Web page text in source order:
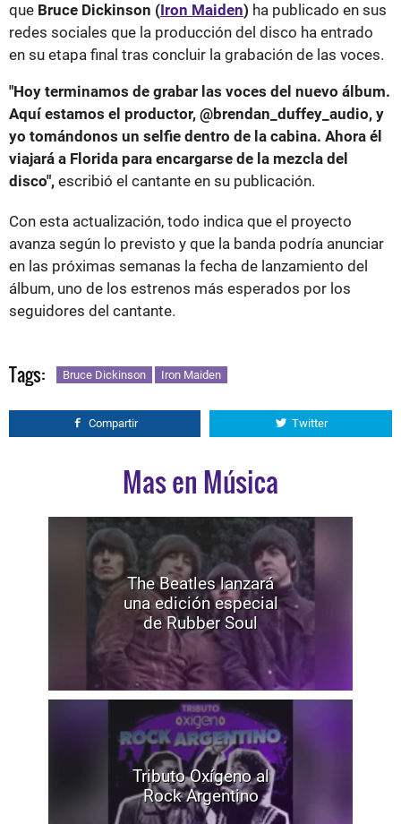
que Bruce Dickinson (Iron Maiden) ha publicado en sus
redes sociales que la producción del disco ha entrado
en su etapa final tras concluir la grabación de las voces.
"Hoy terminamos de grabar las voces del nuevo álbum.
Aquí estamos el productor, @brendan_duffey_audio, y
yo tomándonos un selfie dentro de la cabina. Ahora él
viajará a Florida para encargarse de la mezcla del
disco", escribió el cantante en su publicación.
Con esta actualización, todo indica que el proyecto
avanza según lo previsto y que la banda podría anunciar
en las próximas semanas la fecha de lanzamiento del
álbum, uno de los estrenos más esperados por los
seguidores del cantante.
Tags: Bruce Dickinson Iron Maiden
Compartir Twitter
Mas en Música
The Beatles lanzará
una edición especial
de Rubber Soul
Tributo Oxígeno al
Rock Argentino